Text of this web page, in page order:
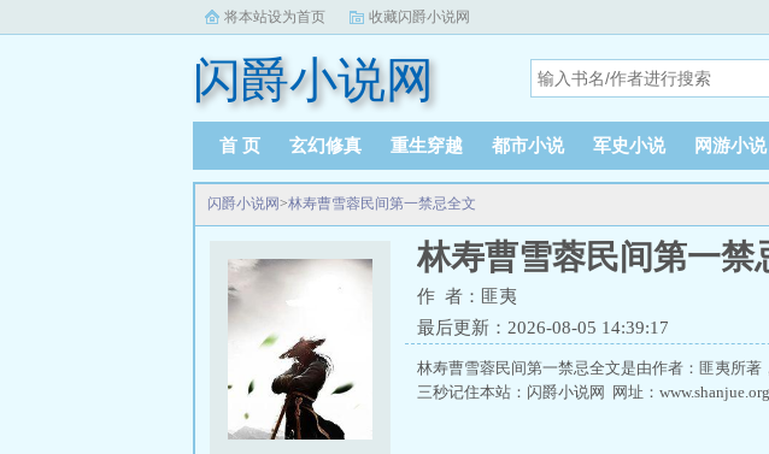
将本站设为首页 收藏闪爵小说网
闪爵小说网
首 页 玄幻修真 重生穿越 都市小说 军史小说 网游小说
闪爵小说网>林寿曹雪蓉民间第一禁忌全文
林寿曹雪蓉民间第一禁
作 者：匪夷
最后更新：2026-08-05 14:39:17
林寿曹雪蓉民间第一禁忌全文是由作者：匪夷所著
三秒记住本站：闪爵小说网 网址：